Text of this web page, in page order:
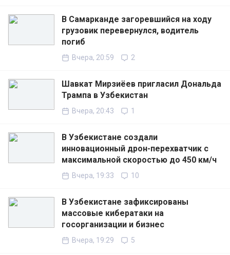
В Самарканде загоревшийся на ходу
грузовик перевернулся, водитель
погиб
Вчера, 20:59 2
Шавкат Мирзиёев пригласил Дональда
Трампа в Узбекистан
Вчера, 20:43 1
В Узбекистане создали
инновационный дрон-перехватчик с
максимальной скоростью до 450 км/ч
Вчера, 19:33 10
В Узбекистане зафиксированы
массовые кибератаки на
госорганизации и бизнес
Вчера, 19:29 5